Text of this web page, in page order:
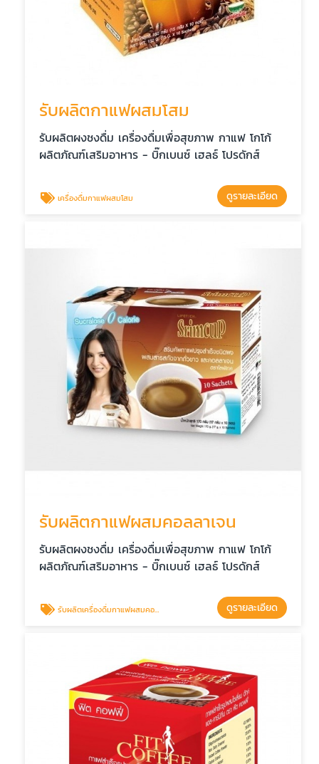
รับผลิตกาแฟผสมโสม
รับผลิตผงชงดื่ม เครื่องดื่มเพื่อสุขภาพ กาแฟ โกโก้
ผลิตภัณฑ์เสริมอาหาร - บิ๊กเบนซ์ เฮลธ์ โปรดักส์
เครื่องดื่มกาแฟผสมโสม ดูรายละเอียด
รับผลิตกาแฟผสมคอลลาเจน
รับผลิตผงชงดื่ม เครื่องดื่มเพื่อสุขภาพ กาแฟ โกโก้
ผลิตภัณฑ์เสริมอาหาร - บิ๊กเบนซ์ เฮลธ์ โปรดักส์
รับผลิตเครื่องดื่มกาแฟผสมคอลลาเจน ดูรายละเอียด